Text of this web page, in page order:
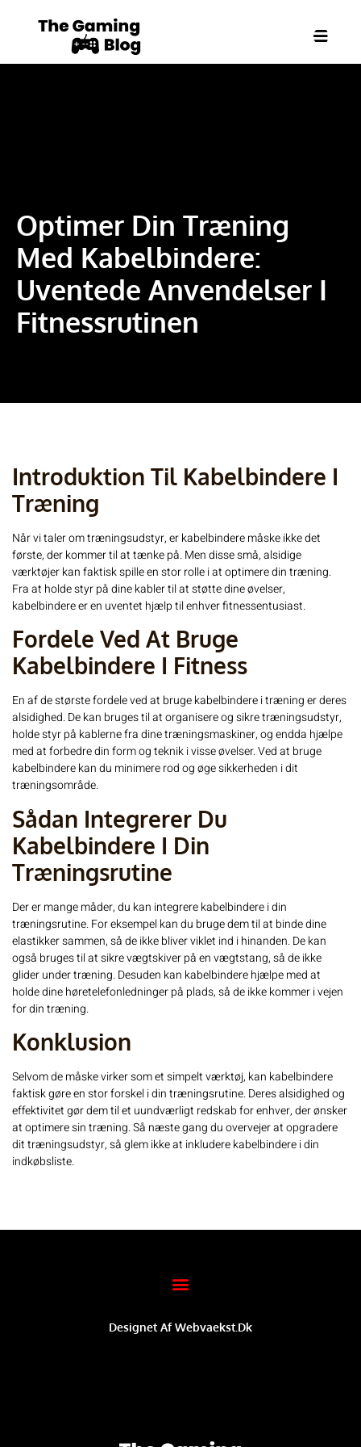
Optimer Din Træning
Med Kabelbindere:
Uventede Anvendelser I
Fitnessrutinen
Introduktion Til Kabelbindere I
Træning
Når vi taler om træningsudstyr, er kabelbindere måske ikke det
første, der kommer til at tænke på. Men disse små, alsidige
værktøjer kan faktisk spille en stor rolle i at optimere din træning.
Fra at holde styr på dine kabler til at støtte dine øvelser,
kabelbindere er en uventet hjælp til enhver fitnessentusiast.
Fordele Ved At Bruge
Kabelbindere I Fitness
En af de største fordele ved at brugekabelbinderei træning er deres
alsidighed. De kan bruges til at organisere og sikre træningsudstyr,
holde styr på kablerne fra dine træningsmaskiner, og endda hjælpe
med at forbedre din form og teknik i visse øvelser. Ved at bruge
kabelbindere kan du minimere rod og øge sikkerheden i dit
træningsområde.
Sådan Integrerer Du
Kabelbindere I Din
Træningsrutine
Der er mange måder, du kan integrere kabelbindere i din
træningsrutine. For eksempel kan du bruge dem til at binde dine
elastikker sammen, så de ikke bliver viklet ind i hinanden. De kan
også bruges til at sikre vægtskiver på en vægtstang, så de ikke
glider under træning. Desuden kan kabelbindere hjælpe med at
holde dine høretelefonledninger på plads, så de ikke kommer i vejen
for din træning.
Konklusion
Selvom de måske virker som et simpelt værktøj, kan kabelbindere
faktisk gøre en stor forskel i din træningsrutine. Deres alsidighed og
effektivitet gør dem til et uundværligt redskab for enhver, der ønsker
at optimere sin træning. Så næste gang du overvejer at opgradere
dit træningsudstyr, så glem ikke at inkluderekabelbinderei din
indkøbsliste.
Designet Af Webvaekst.dk